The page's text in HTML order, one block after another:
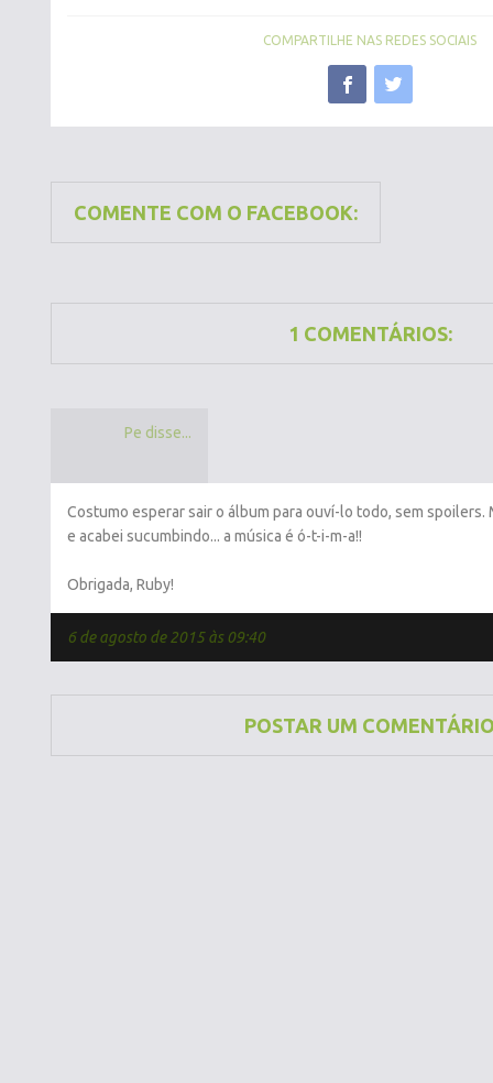
COMPARTILHE NAS REDES SOCIAIS
COMENTE COM O FACEBOOK:
1 COMENTÁRIOS:
Pe disse...
Costumo esperar sair o álbum para ouví-lo todo, sem spoilers.
e acabei sucumbindo... a música é ó-t-i-m-a!!
Obrigada, Ruby!
6 de agosto de 2015 às 09:40
POSTAR UM